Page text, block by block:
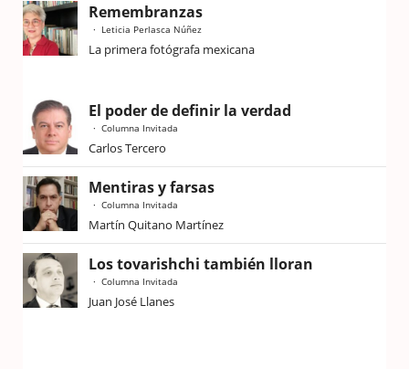
Remembranzas
Leticia Perlasca Núñez
La primera fotógrafa mexicana
El poder de definir la verdad
Columna Invitada
Carlos Tercero
Mentiras y farsas
Columna Invitada
Martín Quitano Martínez
Los tovarishchi también lloran
Columna Invitada
Juan José Llanes